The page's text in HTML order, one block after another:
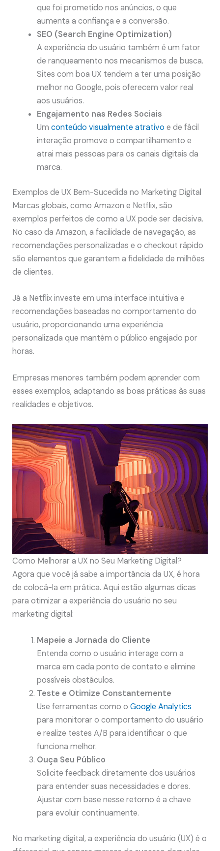
que foi prometido nos anúncios, o que
aumenta a confiança e a conversão.
SEO (Search Engine Optimization)
A experiência do usuário também é um fator
de ranqueamento nos mecanismos de busca.
Sites com boa UX tendem a ter uma posição
melhor no Google, pois oferecem valor real
aos usuários.
Engajamento nas Redes Sociais
Um conteúdo visualmente atrativo e de fácil
interação promove o compartilhamento e
atrai mais pessoas para os canais digitais da
marca.
Exemplos de UX Bem-Sucedida no Marketing Digital
Marcas globais, como Amazon e Netflix, são
exemplos perfeitos de como a UX pode ser decisiva.
No caso da Amazon, a facilidade de navegação, as
recomendações personalizadas e o checkout rápido
são elementos que garantem a fidelidade de milhões
de clientes.
Já a Netflix investe em uma interface intuitiva e
recomendações baseadas no comportamento do
usuário, proporcionando uma experiência
personalizada que mantém o público engajado por
horas.
Empresas menores também podem aprender com
esses exemplos, adaptando as boas práticas às suas
realidades e objetivos.
Como Melhorar a UX no Seu Marketing Digital?
Agora que você já sabe a importância da UX, é hora
de colocá-la em prática. Aqui estão algumas dicas
para otimizar a experiência do usuário no seu
marketing digital:
Mapeie a Jornada do Cliente
Entenda como o usuário interage com a
marca em cada ponto de contato e elimine
possíveis obstáculos.
Teste e Otimize Constantemente
Use ferramentas como o Google Analytics
para monitorar o comportamento do usuário
e realize testes A/B para identificar o que
funciona melhor.
Ouça Seu Público
Solicite feedback diretamente dos usuários
para entender suas necessidades e dores.
Ajustar com base nesse retorno é a chave
para evoluir continuamente.
No marketing digital, a experiência do usuário (UX) é o